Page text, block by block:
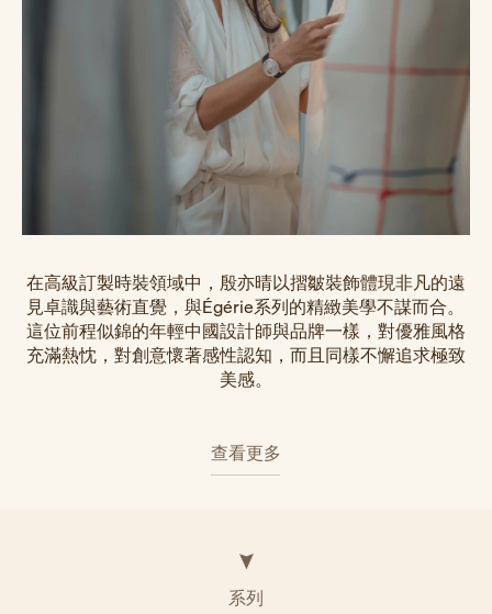
在高級訂製時裝領域中，殷亦晴以摺皺裝飾體現非凡的遠
見卓識與藝術直覺，與Égérie系列的精緻美學不謀而合。
這位前程似錦的年輕中國設計師與品牌一樣，對優雅風格
充滿熱忱，對創意懷著感性認知，而且同樣不懈追求極致
美感。
查看更多
系列